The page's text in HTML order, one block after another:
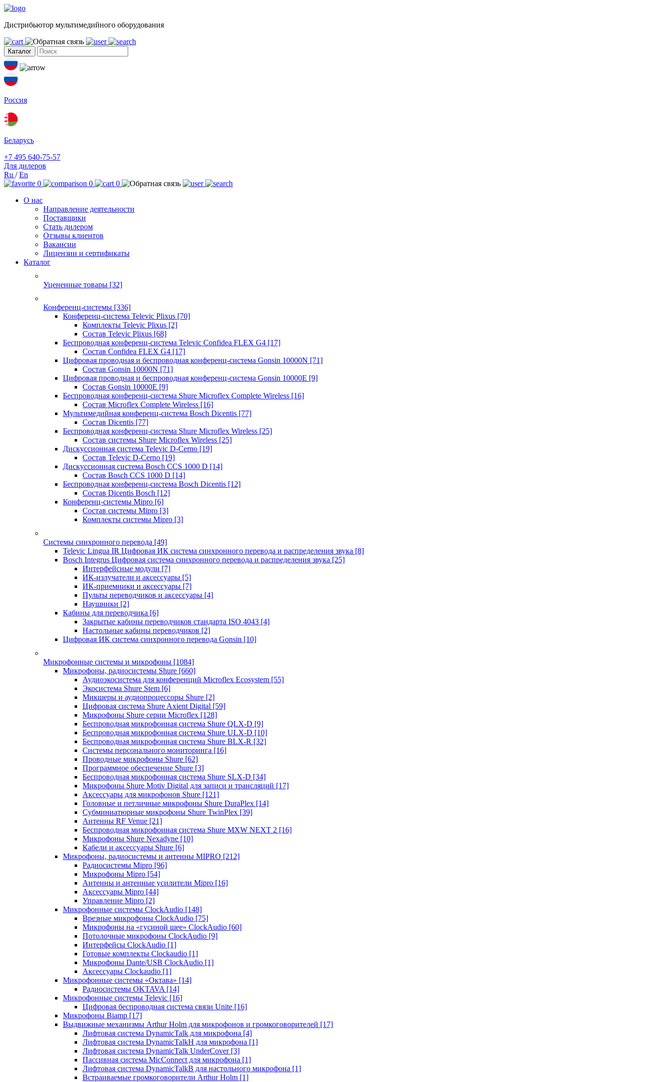
Дистрибьютор мультимедийного оборудования
Каталог
Россия
Беларусь
+7 495 640-75-57
Для дилеров
Ru /En
0
0
0
О нас
Направление деятельности
Поставщики
Стать дилером
Отзывы клиентов
Вакансии
Лицензии и сертификаты
Каталог
Уцененные товары [32]
Конференц-системы [336]
Конференц-система Televic Plixus [70]
Комплекты Televic Plixus [2]
Состав Televic Plixus [68]
Беспроводная конференц-система Televic Confidea FLEX G4 [17]
Состав Confidea FLEX G4 [17]
Цифровая проводная и беспроводная конференц-система Gonsin 10000N [71]
Состав Gonsin 10000N [71]
Цифровая проводная и беспроводная конференц-система Gonsin 10000E [9]
Состав Gonsin 10000E [9]
Беспроводная конференц-система Shure Microflex Complete Wireless [16]
Состав Microflex Complete Wireless [16]
Мультимедийная конференц-система Bosch Dicentis [77]
Состав Dicentis [77]
Беспроводная конференц-система Shure Microflex Wireless [25]
Состав системы Shure Microflex Wireless [25]
Дискуссионная система Televic D-Cerno [19]
Состав Televic D-Cerno [19]
Дискуссионная система Bosch CCS 1000 D [14]
Состав Bosch CCS 1000 D [14]
Беспроводная конференц-система Bosch Dicentis [12]
Состав Dicentis Bosch [12]
Конференц-системы Mipro [6]
Состав системы Mipro [3]
Комплекты системы Mipro [3]
Системы синхронного перевода [49]
Televic Lingua IR Цифровая ИК система синхронного перевода и распределения звука [8]
Bosch Integrus Цифровая система синхронного перевода и распределения звука [25]
Интерфейсные модули [7]
ИК-излучатели и аксессуары [5]
ИК-приемники и аксессуары [7]
Пульты переводчиков и аксессуары [4]
Наушники [2]
Кабины для переводчика [6]
Закрытые кабины переводчиков стандарта ISO 4043 [4]
Настольные кабины переводчиков [2]
Цифровая ИК система синхронного перевода Gonsin [10]
Микрофонные системы и микрофоны [1084]
Микрофоны, радиосистемы Shure [660]
Аудиоэкосистема для конференций Microflex Ecosystem [55]
Экосистема Shure Stem [6]
Микшеры и аудиопроцессоры Shure [2]
Цифровая система Shure Axient Digital [59]
Микрофоны Shure серии Microflex [128]
Беспроводная микрофонная система Shure QLX-D [9]
Беспроводная микрофонная система Shure ULX-D [10]
Беспроводная микрофонная система Shure BLX-R [32]
Системы персонального мониторинга [16]
Проводные микрофоны Shure [62]
Программное обеспечение Shure [3]
Беспроводная микрофонная система Shure SLX-D [34]
Микрофоны Shure Motiv Digital для записи и трансляций [17]
Аксессуары для микрофонов Shure [121]
Головные и петличные микрофоны Shure DuraPlex [14]
Субминиатюрные микрофоны Shure TwinPlex [39]
Антенны RF Venue [21]
Беспроводная микрофонная система Shure MXW NEXT 2 [16]
Микрофоны Shure Nexadyne [10]
Кабели и аксессуары Shure [6]
Микрофоны, радиосистемы и антенны MIPRO [212]
Радиосистемы Mipro [96]
Микрофоны Mipro [54]
Антенны и антенные усилители Mipro [16]
Аксессуары Mipro [44]
Управление Mipro [2]
Микрофонные системы ClockAudio [148]
Врезные микрофоны ClockAudio [75]
Микрофоны на «гусиной шее» ClockAudio [60]
Потолочные микрофоны ClockAudio [9]
Интерфейсы ClockAudio [1]
Готовые комплекты Clockaudio [1]
Микрофоны Dante/USB ClockAudio [1]
Аксессуары Clockaudio [1]
Микрофонные системы «Октава» [14]
Радиосистемы OKTAVA [14]
Микрофонные системы Televic [16]
Цифровая беспроводная система связи Unite [16]
Микрофоны Biamp [17]
Выдвижные механизмы Arthur Holm для микрофонов и громкоговорителей [17]
Лифтовая система DynamicTalk для микрофона [4]
Лифтовая система DynamicTalkH для микрофона [1]
Лифтовая система DynamicTalk UnderCover [3]
Пассивная система MicConnect для микрофона [1]
Лифтовая система DynamicTalkB для настольного микрофона [1]
Встраиваемые громкоговорители Arthur Holm [1]